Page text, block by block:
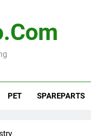
PET SPAREPARTS